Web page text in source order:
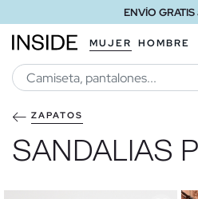
ENVÍO GRATIS
MUJER HOMBRE
ZAPATOS
SANDALIAS